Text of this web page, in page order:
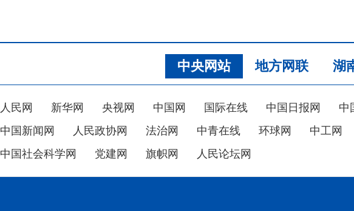
中央网站 地方网联 湖
人民网 新华网 央视网 中国网 国际在线 中国日报网 中
中国新闻网
人民政协网 法治网 中青在线 环球网 中工网
中国社会科学网
党建网 旗帜网 人民论坛网